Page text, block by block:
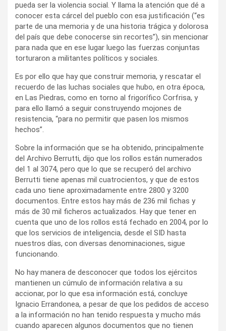
pueda ser la violencia social. Y llama la atención que dé a
conocer esta cárcel del pueblo con esa justificación (“es
parte de una memoria y de una historia trágica y dolorosa
del país que debe conocerse sin recortes”), sin mencionar
para nada que en ese lugar luego las fuerzas conjuntas
torturaron a militantes políticos y sociales.
Es por ello que hay que construir memoria, y rescatar el
recuerdo de las luchas sociales que hubo, en otra época,
en Las Piedras, como en torno al frigorífico Corfrisa, y
para ello llamó a seguir construyendo mojones de
resistencia, “para no permitir que pasen los mismos
hechos”.
Sobre la información que se ha obtenido, principalmente
del Archivo Berrutti, dijo que los rollos están numerados
del 1 al 3074, pero que lo que se recuperó del archivo
Berrutti tiene apenas mil cuatrocientos, y que de estos
cada uno tiene aproximadamente entre 2800 y 3200
documentos. Entre estos hay más de 236 mil fichas y
más de 30 mil ficheros actualizados. Hay que tener en
cuenta que uno de los rollos está fechado en 2004, por lo
que los servicios de inteligencia, desde el SID hasta
nuestros días, con diversas denominaciones, sigue
funcionando.
No hay manera de desconocer que todos los ejércitos
mantienen un cúmulo de información relativa a su
accionar, por lo que esa información está, concluye
Ignacio Errandonea, a pesar de que los pedidos de acceso
a la información no han tenido respuesta y mucho más
cuando aparecen algunos documentos que no tienen